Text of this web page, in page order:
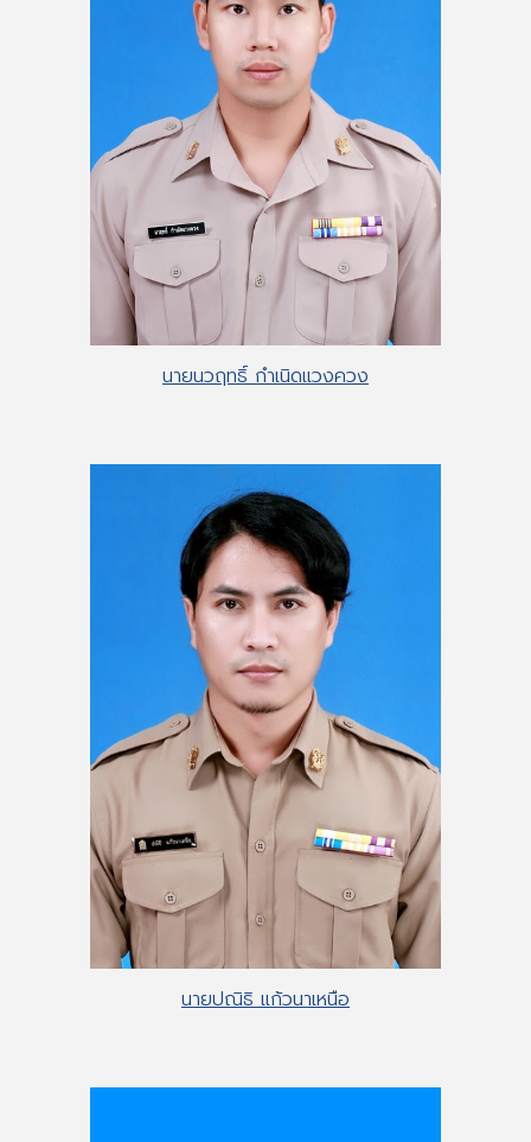
นายนวฤทธิ์ กำเนิดแวงควง
นายปณิธิ แก้วนาเหนือ